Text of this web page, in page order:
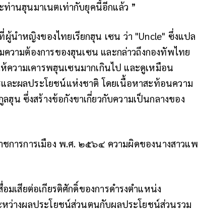
านฮุนมาเนตเท่ากับยุคนี้อีกแล้ว ”
ผู้นำหญิงของไทยเรียกฮุน เซน ว่า "Uncle" ซึ่งแปล
วามต้องการของฮุนเซน และกล่าวถึงกองทัพไทย
ความเคารพฮุนเซนมากเกินไป และดูเหมือน
ละผลประโยชน์แห่งชาติ โดยเนื้อหาสะท้อนความ
น ซึ่งสร้างข้อกังขาเกี่ยวกับความเป็นกลางของ
การการเมือง พ.ศ. ๒๕๖๔ ความผิดของนางสาวแพ
มเสียต่อเกียรติศักดิ์ของการดำรงตำแหน่ง
ว่างผลประโยชน์ส่วนตนกับผลประโยชน์ส่วนรวม